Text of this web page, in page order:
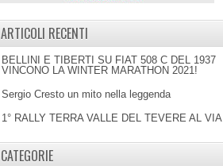
ARTICOLI RECENTI
BELLINI E TIBERTI SU FIAT 508 C DEL 1937
VINCONO LA WINTER MARATHON 2021!
Sergio Cresto un mito nella leggenda
1° RALLY TERRA VALLE DEL TEVERE AL VIA
CATEGORIE